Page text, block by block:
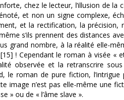
chez le lecteur, l’illusion de
et non un signe complexe,
et la rectification, la
s’ils prennent des distances
grand nombre, à la réalité elle-
! Cependant le roman à visée «
observée et la retranscrire
le roman de pure fiction,
image n’est pas elle-même une
» ou de « l’âme slave ».